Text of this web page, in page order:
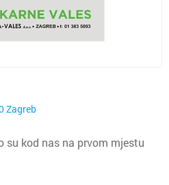
Zagreb
su kod nas na prvom mjestu